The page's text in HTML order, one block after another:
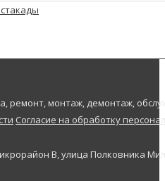
монтаж, демонтаж,
Согласие на обработку
В, улица Полковника